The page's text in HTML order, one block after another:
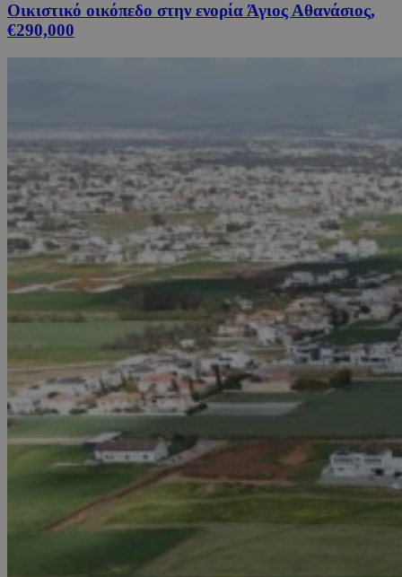
Οικιστικό οικόπεδο στην ενορία Άγιος Αθανάσιος,
€290,000